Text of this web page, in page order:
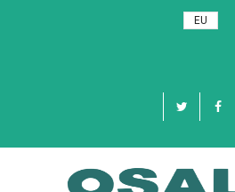
EU